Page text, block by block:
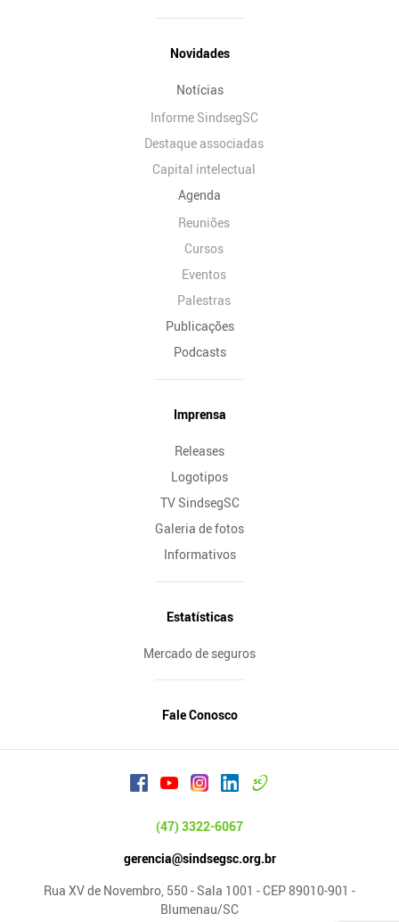
Novidades
Notícias
Informe SindsegSC
Destaque associadas
Capital intelectual
Agenda
Reuniões
Cursos
Eventos
Palestras
Publicações
Podcasts
Imprensa
Releases
Logotipos
TV SindsegSC
Galeria de fotos
Informativos
Estatísticas
Mercado de seguros
Fale Conosco
(47) 3322-6067
gerencia@sindsegsc.org.br
Rua XV de Novembro, 550 - Sala 1001 - CEP 89010-901 -
Blumenau/SC